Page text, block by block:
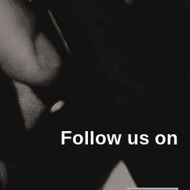
Follow us on